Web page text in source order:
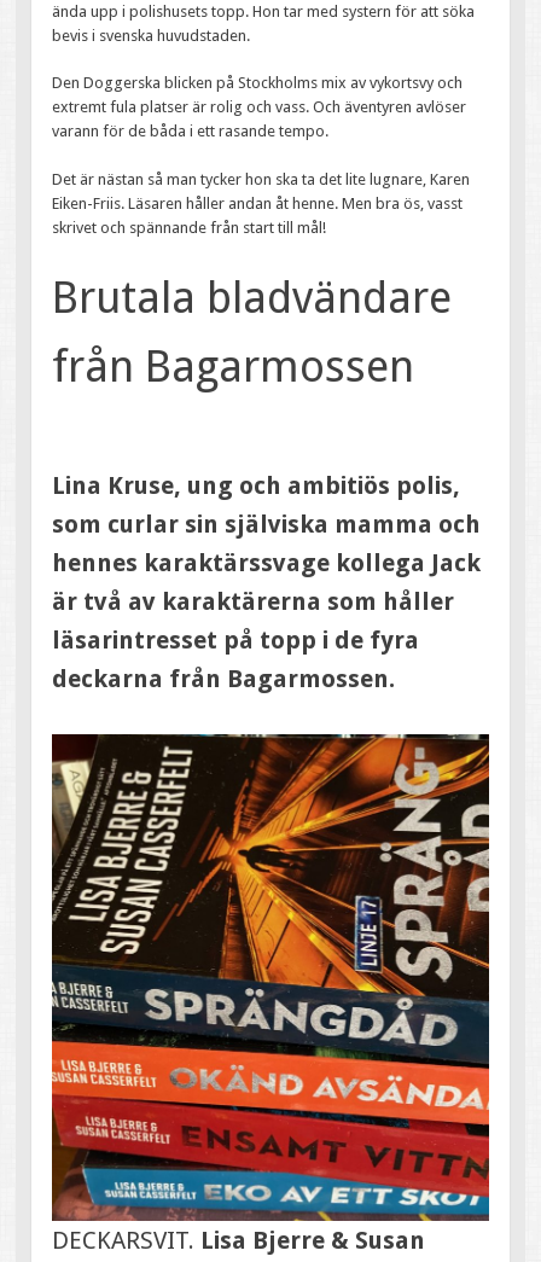
ända upp i polishusets topp. Hon tar med systern för att söka
bevis i svenska huvudstaden.
Den Doggerska blicken på Stockholms mix av vykortsvy och
extremt fula platser är rolig och vass. Och äventyren avlöser
varann för de båda i ett rasande tempo.
Det är nästan så man tycker hon ska ta det lite lugnare, Karen
Eiken-Friis. Läsaren håller andan åt henne. Men bra ös, vasst
skrivet och spännande från start till mål!
Brutala bladvändare
från Bagarmossen
Lina Kruse, ung och ambitiös polis,
som curlar sin själviska mamma och
hennes karaktärssvage kollega Jack
är två av karaktärerna som håller
läsarintresset på topp i de fyra
deckarna från Bagarmossen.
DECKARSVIT. Lisa Bjerre & Susan